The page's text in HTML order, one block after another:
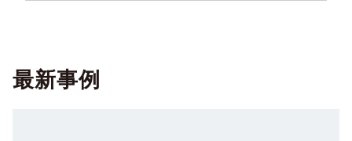
最新事例